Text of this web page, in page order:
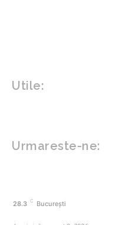
Utile:
Urmareste-ne:
28.3 C București